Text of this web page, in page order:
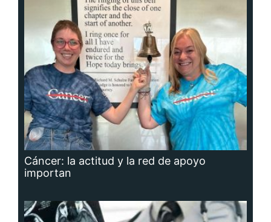
Cáncer: la actitud y la red de apoyo
importan